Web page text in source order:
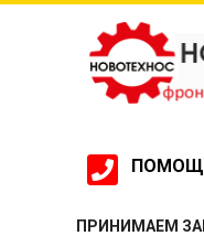
ПРИНИМАЕМ